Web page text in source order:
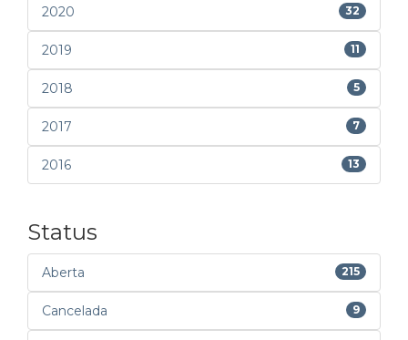
2020 32
2019 11
2018 5
2017 7
2016 13
Status
Aberta 215
Cancelada 9